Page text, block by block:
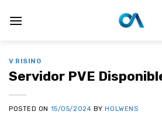
V RISING
Servidor PVE
POSTED ON 15/05/2024 BYHOLWENS